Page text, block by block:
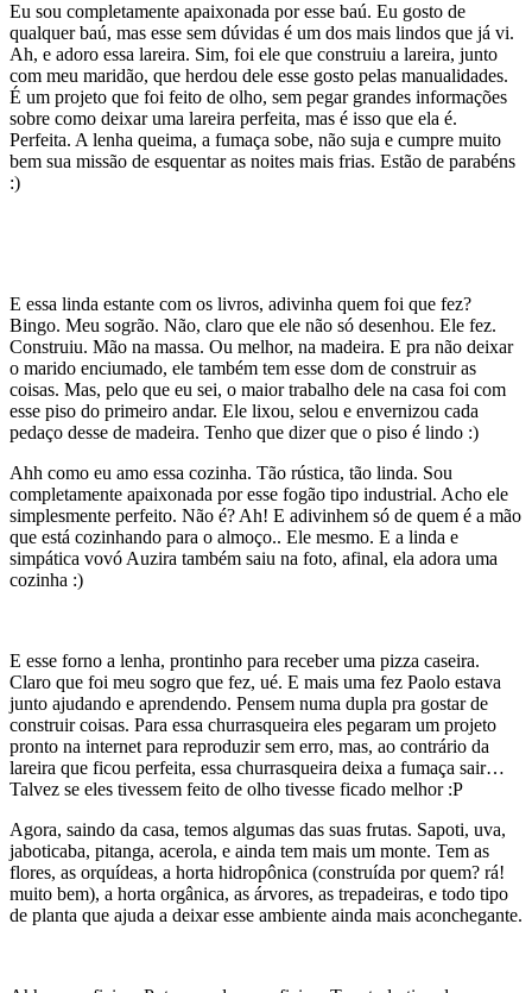
Eu sou completamente apaixonada por esse baú. Eu gosto de
qualquer baú, mas esse sem dúvidas é um dos mais lindos que já vi.
Ah, e adoro essa lareira. Sim, foi ele que construiu a lareira, junto
com meu maridão, que herdou dele esse gosto pelas manualidades.
É um projeto que foi feito de olho, sem pegar grandes informações
sobre como deixar uma lareira perfeita, mas é isso que ela é.
Perfeita. A lenha queima, a fumaça sobe, não suja e cumpre muito
bem sua missão de esquentar as noites mais frias. Estão de parabéns
:)
E essa linda estante com os livros, adivinha quem foi que fez?
Bingo. Meu sogrão. Não, claro que ele não só desenhou. Ele fez.
Construiu. Mão na massa. Ou melhor, na madeira. E pra não deixar
o marido enciumado, ele também tem esse dom de construir as
coisas. Mas, pelo que eu sei, o maior trabalho dele na casa foi com
esse piso do primeiro andar. Ele lixou, selou e envernizou cada
pedaço desse de madeira. Tenho que dizer que o piso é lindo :)
Ahh como eu amo essa cozinha. Tão rústica, tão linda. Sou
completamente apaixonada por esse fogão tipo industrial. Acho ele
simplesmente perfeito. Não é? Ah! E adivinhem só de quem é a mão
que está cozinhando para o almoço.. Ele mesmo. E a linda e
simpática vovó Auzira também saiu na foto, afinal, ela adora uma
cozinha :)
E esse forno a lenha, prontinho para receber uma pizza caseira.
Claro que foi meu sogro que fez, ué. E mais uma fez Paolo estava
junto ajudando e aprendendo. Pensem numa dupla pra gostar de
construir coisas. Para essa churrasqueira eles pegaram um projeto
pronto na internet para reproduzir sem erro, mas, ao contrário da
lareira que ficou perfeita, essa churrasqueira deixa a fumaça sair…
Talvez se eles tivessem feito de olho tivesse ficado melhor :P
Agora, saindo da casa, temos algumas das suas frutas. Sapoti, uva,
jaboticaba, pitanga, acerola, e ainda tem mais um monte. Tem as
flores, as orquídeas, a horta hidropônica (construída por quem? rá!
muito bem), a horta orgânica, as árvores, as trepadeiras, e todo tipo
de planta que ajuda a deixar esse ambiente ainda mais aconchegante.